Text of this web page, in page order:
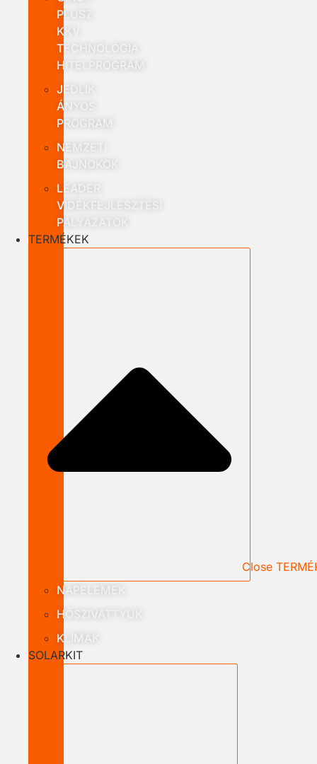
PLUSZ
KKV
TECHNOLÓGIA
HITELPROGRAM
JEDLIK
ÁNYOS
PROGRAM
NEMZETI
BAJNOKOK
LEADER
VIDÉKFEJLESZTÉSI
PÁLYÁZATOK
TERMÉKEK
Close
NAPELEMEK
HŐSZIVATTYÚK
KLÍMÁK
SOLARKIT